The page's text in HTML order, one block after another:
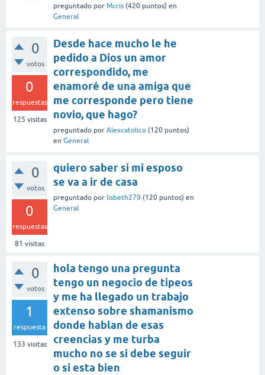
preguntado por Mcris (420 puntos) en
General
0
votos
0
respuestas
125 visitas
Desde hace mucho le he
pedido a Dios un amor
correspondido, me
enamoré de una amiga que
me corresponde pero tiene
novio, que hago?
preguntado por Alexcatolico (120 puntos)
en General
0
votos
0
respuestas
81 visitas
quiero saber si mi esposo
se va a ir de casa
preguntado por lisbeth279 (120 puntos) en
General
0
votos
1
respuesta
133 visitas
hola tengo una pregunta
tengo un negocio de tipeos
y me ha llegado un trabajo
extenso sobre shamanismo
donde hablan de esas
creencias y me turba
mucho no se si debe seguir
o si esta bien